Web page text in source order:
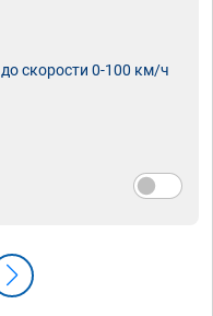
скорости 0-100 км/ч